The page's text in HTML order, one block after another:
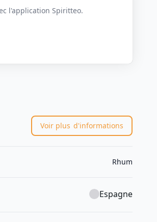
l'application Spiritteo.
Voir plus d'informations
Rhum
Espagne